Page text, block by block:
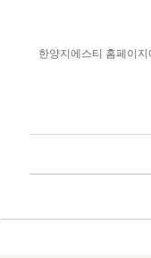
한양지에스티 홈페이